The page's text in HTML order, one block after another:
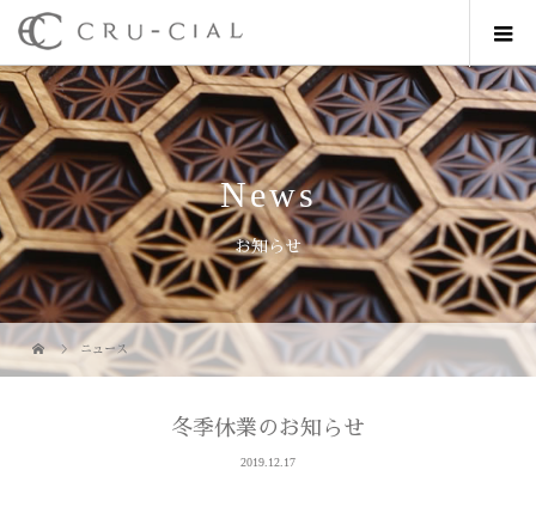
News
お知らせ
ニュース
冬季休業のお知らせ
2019.12.17